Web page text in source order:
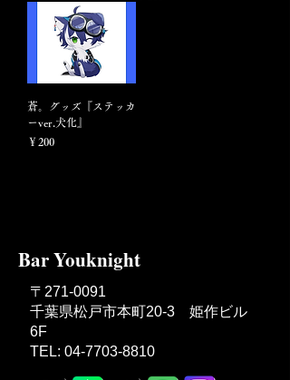
蒼。グッズ『ステッカ
ーver.犬化』
価格
￥200
Bar Youknight
〒271-0091
千葉県松戸市本町20-3 姫作ビル
6F
TEL: 04-7703-8810